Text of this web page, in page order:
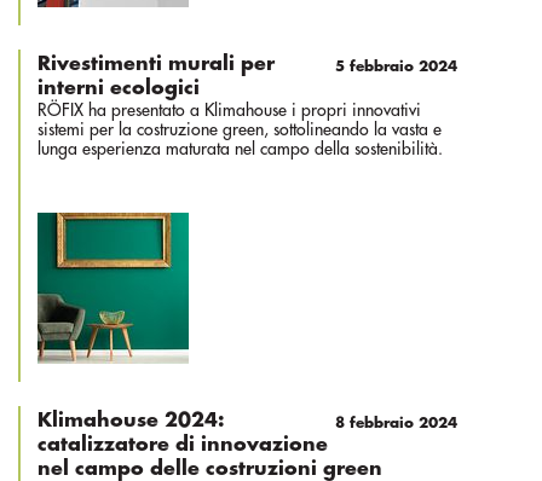
5 febbraio 2024
Rivestimenti murali per
interni ecologici
RÖFIX ha presentato a Klimahouse i propri innovativi
sistemi per la costruzione green, sottolineando la vasta e
lunga esperienza maturata nel campo della sostenibilità.
8 febbraio 2024
Klimahouse 2024:
catalizzatore di innovazione
nel campo delle costruzioni green